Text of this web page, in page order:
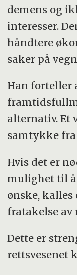
demens og
interesser.
håndtere
saker på
Han forteller
alternativ. Et
samtykke fra
Hvis det er
mulighet til å
ønske, kalles
fratakelse av
Dette er
rettsvesenet